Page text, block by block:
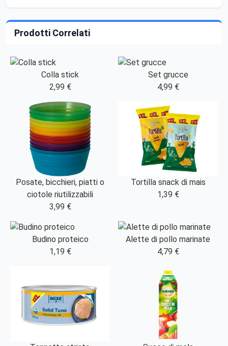
Prodotti Correlati
Colla stick
2,99 €
Set grucce
4,99 €
Posate, bicchieri, piatti o
ciotole riutilizzabili
3,99 €
Tortilla snack di mais
1,39 €
Budino proteico
1,19 €
Alette di pollo marinate
4,79 €